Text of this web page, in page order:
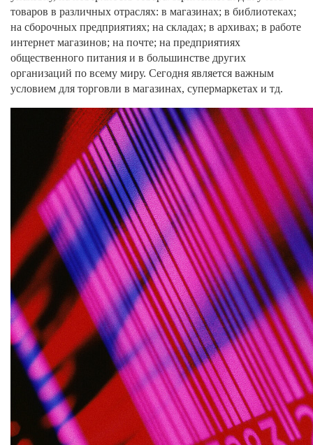
товаров в различных отраслях: в магазинах; в библиотеках;
на сборочных предприятиях; на складах; в архивах; в работе
интернет магазинов; на почте; на предприятиях
общественного питания и в большинстве других
организаций по всему миру. Сегодня является важным
условием для торговли в магазинах, супермаркетах и тд.